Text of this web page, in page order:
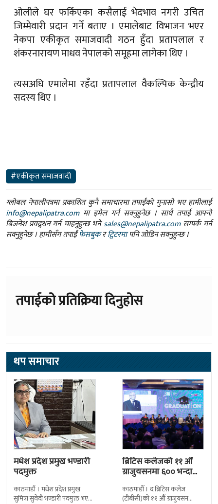
ओलीले घर फर्किएका कसैलाई भेदभाव नगरी उचित
जिम्मेवारी प्रदान गर्ने बताए । एमालेबाट विभाजन भएर
नेकपा एकीकृत समाजवादी गठन हुँदा प्रतापलाल र
शंकरनारायण माधव नेपालको समूहमा लागेका थिए ।
त्यसअघि एमालेमा रहँदा प्रतापलाल वैकल्पिक केन्द्रीय
सदस्य थिए ।
#एकीकृत समाजवादी
ग्लोबल नेपालीपत्रमा प्रकाशित कुनै समाचारमा तपाईंको गुनासो भए हामीलाई
info@nepalipatra.comमा इमेल गर्न सक्नुहुनेछ । साथै तपाई आफ्नो
बिजनेश प्रवद्र्धन गर्न चाहनुहुन्छ भनेsales@nepalipatra.comसम्पर्क गर्न
सक्नुहुनेछ । हामीसँग तपाईंफेसबुकरट्विटरमापनि जोडिन सक्नुहुन्छ ।
तपाईको प्रतिक्रिया दिनुहोस
थप समाचार
मधेश प्रदेश प्रमुख भण्डारी
पदमुक्त
काठमाडौं । मधेश प्रदेश प्रमुख
सुमित्रा सुवेदी भण्डारी पदमुक्त भएकी
ब्रिटिस कलेजको ११ औँ
ग्राजुयसनमा ६०० भन्दा
बढी ग्राजुयट सम्मानित
काठमाडौँ । द ब्रिटिस कलेज
(टीबीसी)को ११ औं ग्राजुयसन